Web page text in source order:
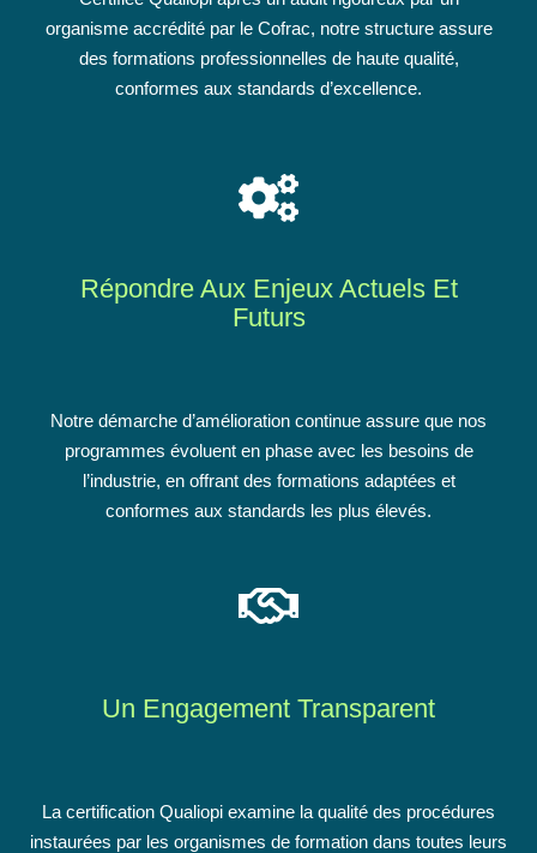
organisme accrédité par le Cofrac, notre structure assure
des formations professionnelles de haute qualité,
conformes aux standards d’excellence.
Répondre Aux Enjeux Actuels Et
Futurs
Notre démarche d’amélioration continue assure que nos
programmes évoluent en phase avec les besoins de
l’industrie, en offrant des formations adaptées et
conformes aux standards les plus élevés.
Un Engagement Transparent
La certification Qualiopi examine la qualité des procédures
instaurées par les organismes de formation dans toutes leurs